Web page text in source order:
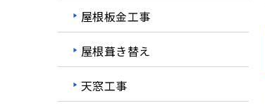
屋根板金工事
屋根葺き替え
天窓工事